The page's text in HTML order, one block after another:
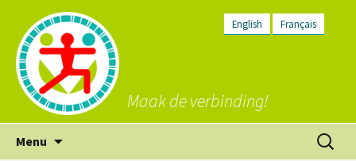
English Français
Maak de verbinding!
Menu
Zoeken
naar: